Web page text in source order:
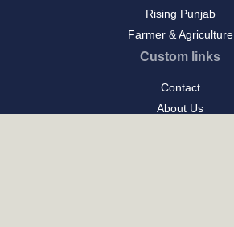
Rising Punjab
Farmer & Agriculture
Custom links
Contact
About Us